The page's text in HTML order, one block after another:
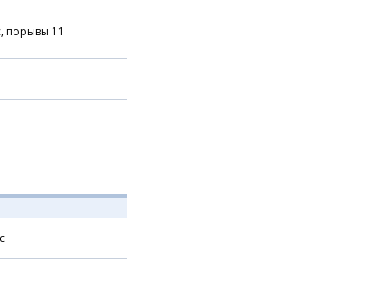
порывы 11